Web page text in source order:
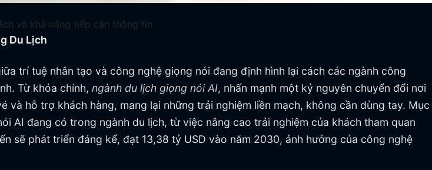
và khả năng tiếp cận thông tin
Du Lịch
trí tuệ nhân tạo và công nghệ giọng nói đang định hình lại cách các ngành công
Từ khóa chính, ngành du lịch giọng nói AI, nhấn mạnh một kỷ nguyên chuyển đổi nơi
hỗ trợ khách hàng, mang lại những trải nghiệm liền mạch, không cần dùng tay. Mục
AI đang có trong ngành du lịch, từ việc nâng cao trải nghiệm của khách tham quan
sẽ phát triển đáng kể, đạt 13,38 tỷ USD vào năm 2030, ảnh hưởng của công nghệ